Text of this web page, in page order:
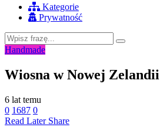
Kategorie
Prywatność
Handmade
Wiosna w Nowej Zelandii
6 lat temu
0 1687 0
Read Later Share